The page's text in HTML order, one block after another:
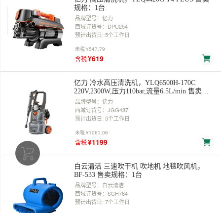
规格：1台
品牌型号：亿力
西域订货号：DPU254
预计出货日: 5个工作日
未税¥547.79
含税¥619
亿力 冷水高压清洗机，YLQ6500H-170C
220V,2300W,压力110bar,流量6.5L/min 售卖规
格：1台
品牌型号：亿力
西域订货号：JGG487
预计出货日: 5个工作日
未税¥1061.06
含税¥1199
白云清洁 三速吹干机 吹地机 地毯吹风机，
BF-533 售卖规格：1台
品牌型号：白云清洁
西域订货号：SCH784
预计出货日: 7个工作日